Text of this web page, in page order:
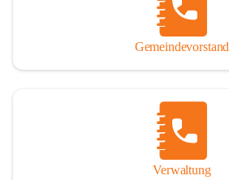
Gemeindevorstand
Verwaltung